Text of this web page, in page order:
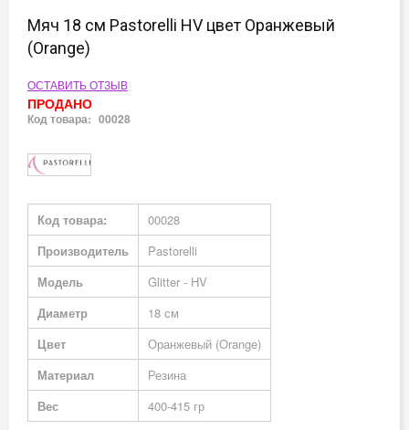
началу
галереи
Мяч 18 см Pastorelli HV цвет Оранжевый
(Orange)
ОСТАВИТЬ ОТЗЫВ
ПРОДАНО
Код товара: 00028
Подробная
информация
Код товара:
00028
Производитель
Pastorelli
Модель
Glitter - HV
Диаметр
18 см
Цвет
Оранжевый (Orange)
Материал
Резина
Вес
400-415 гр